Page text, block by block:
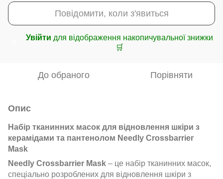
Повідомити, коли з'явиться
Увійти для відображення накопичувальної знижки
🛒
До обраного Порівняти
Опис
Набір тканинних масок для відновлення шкіри з
керамідами та пантенолом Needly Crossbarrier
Mask
Needly Crossbarrier Mask – це набір тканинних масок,
спеціально розроблених для відновлення шкіри з